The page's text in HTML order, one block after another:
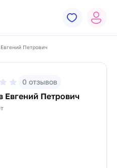
Петрович
0 отзывов
Евгений Петрович